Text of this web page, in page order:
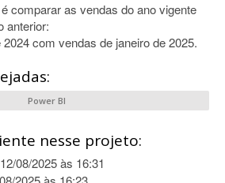
comparar as vendas do ano vigente
anterior:
2024 com vendas de janeiro de 2025.
Power BI
nesse projeto:
12/08/2025 às 16:31